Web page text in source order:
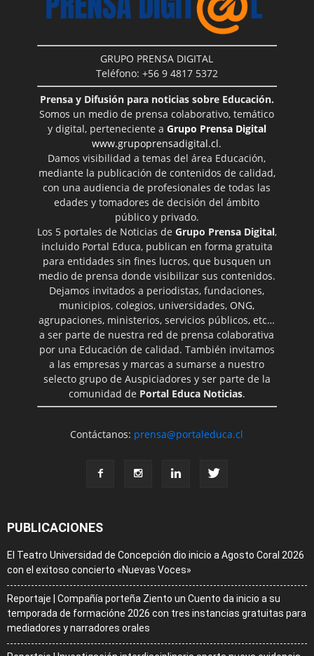
GRUPO PRENSA DIGITAL
Teléfono: +56 9 4817 5372
Prensa y Difusión para noticias sobre Educación.
Somos un medio de prensa colaborativo, temático
y digital, perteneciente a Grupo Prensa Digital
www.grupoprensadigital.cl.
Damos visibilidad a temas del área Educación,
mediante la publicación de contenidos de calidad,
con una audiencia de profesionales de todas las
edades y tomadores de decisión del ámbito
público y privado.
Los 5 portales de Noticias de Grupo Prensa Digital,
incluido Portal Educa, publican en forma gratuita
para entidades sin fines lucros, que busquen un
medio de prensa donde visibilizar sus contenidos.
Dejamos invitados a periodistas, fundaciones,
municipios, colegios, universidades, ONG,
agrupaciones, ministerios, servicios públicos, etc…
a ser parte de nuestra red de prensa colaborativa
por una Educación de calidad. También invitamos
a las empresas y marcas a sumarse a nuestro
selecto grupo de Auspiciadores y ser parte de la
comunidad de Portal Educa Noticias.
Contáctanos: prensa@portaleduca.cl
PUBLICACIONES
El Teatro Universidad de Concepción dio inicio a Agosto Coral 2026
con el exitoso concierto «Nuevas Voces»
Reportaje | Compañía porteña Ziento un Cuento da inicio a su
temporada de formacióne 2026 con tres instancias gratuitas para
mediadores y narradores orales